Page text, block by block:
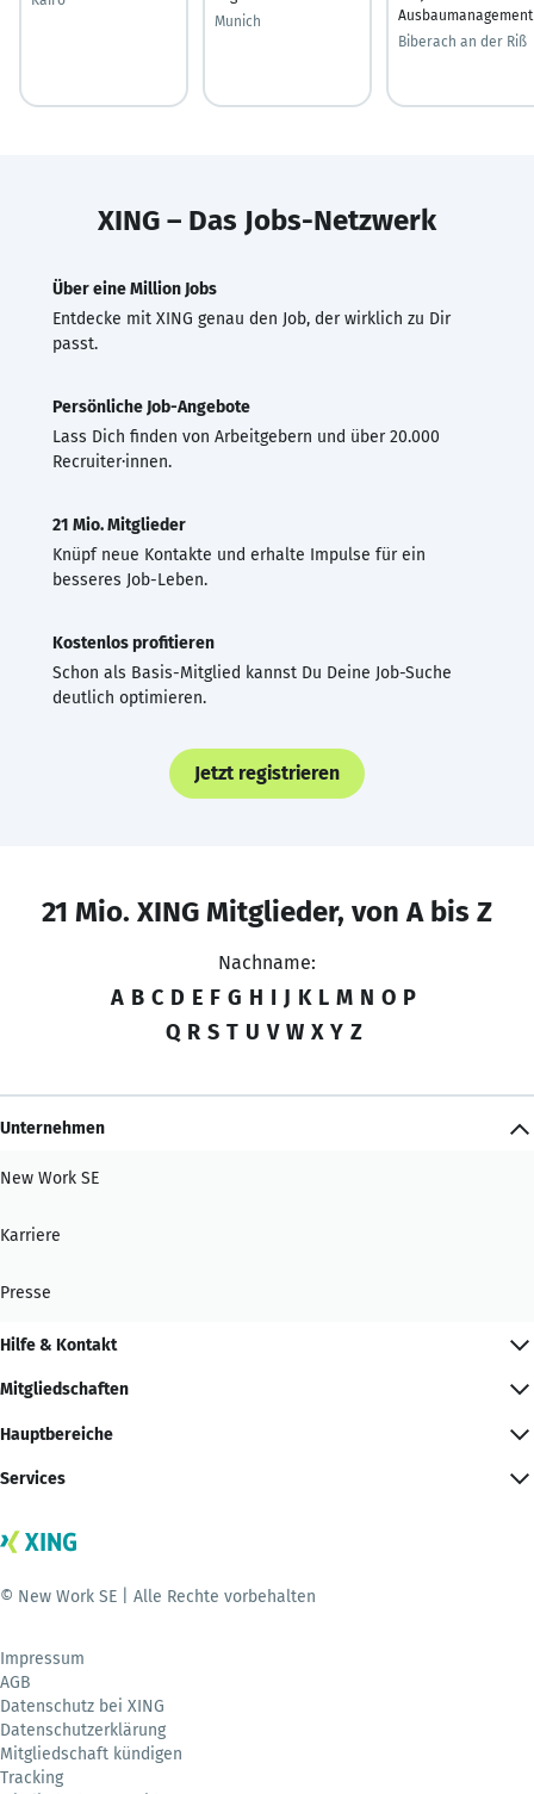
Munich
Ausbaumanagement
Biberach an der Riß
XING – Das Jobs-Netzwerk
Über eine Million Jobs
Entdecke mit XING genau den Job, der wirklich zu Dir
passt.
Persönliche Job-Angebote
Lass Dich finden von Arbeitgebern und über 20.000
Recruiter·innen.
21 Mio. Mitglieder
Knüpf neue Kontakte und erhalte Impulse für ein
besseres Job-Leben.
Kostenlos profitieren
Schon als Basis-Mitglied kannst Du Deine Job-Suche
deutlich optimieren.
Jetzt registrieren
21 Mio. XING Mitglieder, von A bis Z
Nachname:
A B C D E F G H I J K L M N O P
Q R S T U V W X Y Z
Unternehmen
New Work SE
Karriere
Presse
Hilfe & Kontakt
Mitgliedschaften
Hauptbereiche
Services
© New Work SE | Alle Rechte vorbehalten
Impressum
AGB
Datenschutz bei XING
Datenschutzerklärung
Mitgliedschaft kündigen
Tracking